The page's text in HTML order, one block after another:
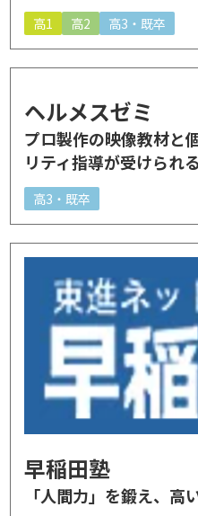
高1 高2 高3・既卒
ヘルメスゼミ
プロ製作の映像教材と
リティ指導が受けられ
高3・既卒
早稲田塾
「人間力」を鍛え、高